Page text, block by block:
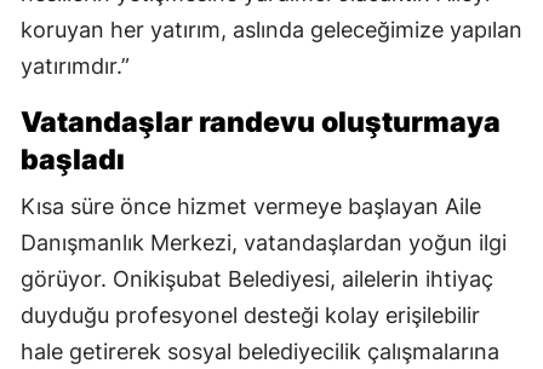
koruyan her yatırım, aslında geleceğimize yapılan
yatırımdır.”
Vatandaşlar randevu oluşturmaya
başladı
Kısa süre önce hizmet vermeye başlayan Aile
Danışmanlık Merkezi, vatandaşlardan yoğun ilgi
görüyor. Onikişubat Belediyesi, ailelerin ihtiyaç
duyduğu profesyonel desteği kolay erişilebilir
hale getirerek sosyal belediyecilik çalışmalarına